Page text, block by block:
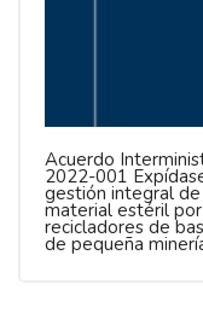
Acuerdo
2022-001
gestión integral
material estéril
recicladores de
de pequeña